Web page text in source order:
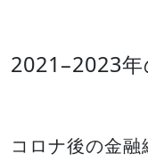
2021–2023
コロナ後の金